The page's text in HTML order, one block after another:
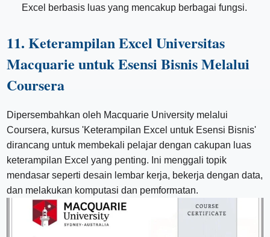
Excel berbasis luas yang mencakup berbagai fungsi.
11. Keterampilan Excel Universitas
Macquarie untuk Esensi Bisnis Melalui
Coursera
Dipersembahkan oleh Macquarie University melalui
Coursera, kursus 'Keterampilan Excel untuk Esensi Bisnis'
dirancang untuk membekali pelajar dengan cakupan luas
keterampilan Excel yang penting. Ini menggali topik
mendasar seperti desain lembar kerja, bekerja dengan data,
dan melakukan komputasi dan pemformatan.